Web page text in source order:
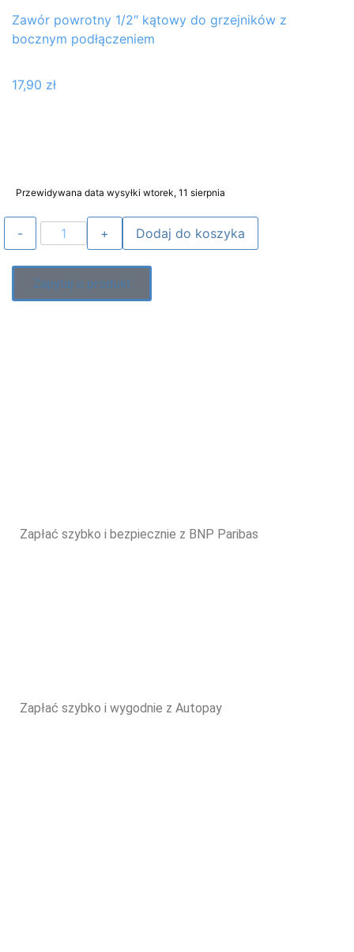
Zawór powrotny 1/2″ kątowy do grzejników z
bocznym podłączeniem
17,90 zł
Przewidywana data wysyłki wtorek, 11 sierpnia
Dodaj do koszyka
Zapytaj o produkt
Zapłać szybko i bezpiecznie z BNP Paribas
Zapłać szybko i wygodnie z Autopay